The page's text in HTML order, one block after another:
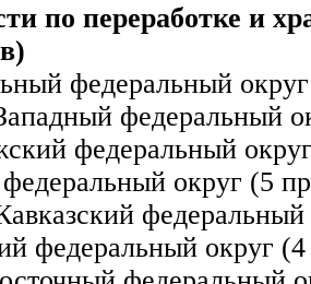
по переработке и
федеральный
федеральный
федеральный
округ (5
федеральный округ (4